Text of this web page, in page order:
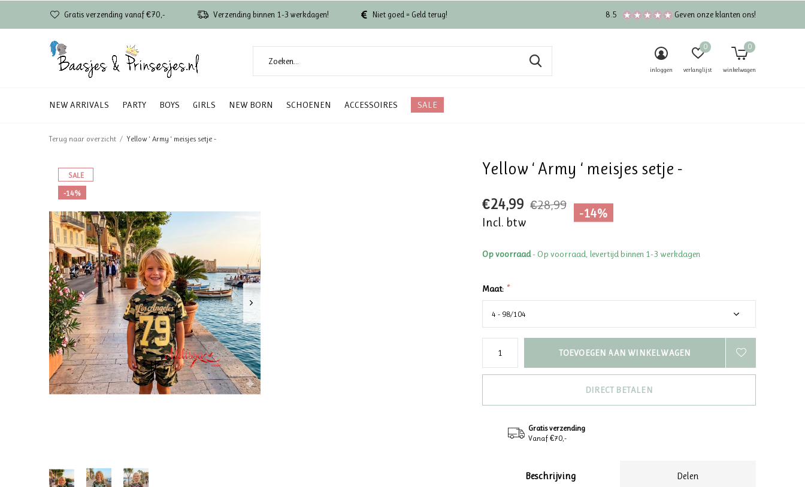
NEW ARRIVALS PARTY BOYS GIRLS NEW BORN SCHOENEN ACCESSOIRES SALE
inloggen verlanglijst
0
winkelwagen
0
Gratis verzending vanaf €70,- Verzending binnen 1-3 werkdagen! Niet goed = Geld terug! 8.5 Geven onze klanten ons!
Terug naar overzicht Yellow ‘ Army ‘ meisjes setje -
SALE
-14%
Yellow ‘ Army ‘ meisjes setje -
€24,99 €28,99
Incl. btw
-14%
Op voorraad- Op voorraad, levertijd binnen 1-3 werkdagen
Maat: *
TOEVOEGEN AAN WINKELWAGEN
DIRECT BETALEN
Gratis verzending
Vanaf €70,-
Beschrijving Delen